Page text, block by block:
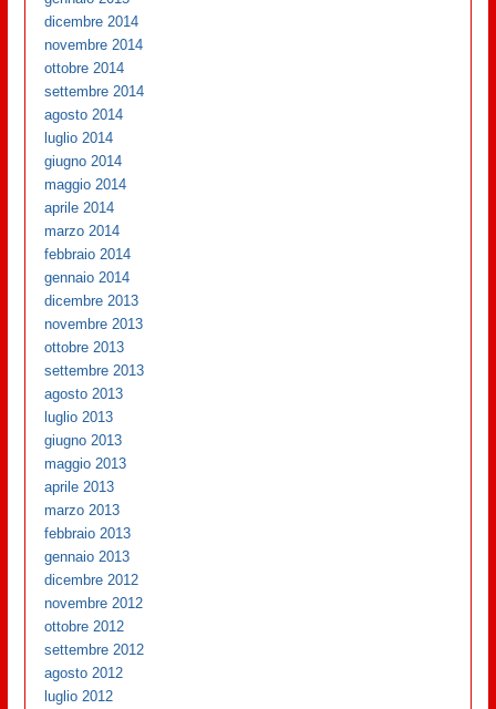
dicembre 2014
novembre 2014
ottobre 2014
settembre 2014
agosto 2014
luglio 2014
giugno 2014
maggio 2014
aprile 2014
marzo 2014
febbraio 2014
gennaio 2014
dicembre 2013
novembre 2013
ottobre 2013
settembre 2013
agosto 2013
luglio 2013
giugno 2013
maggio 2013
aprile 2013
marzo 2013
febbraio 2013
gennaio 2013
dicembre 2012
novembre 2012
ottobre 2012
settembre 2012
agosto 2012
luglio 2012